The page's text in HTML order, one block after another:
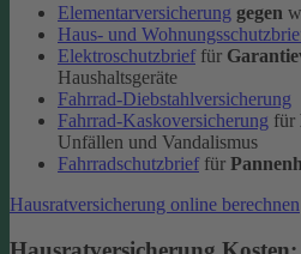
Elementarversicherung gegen
Haus- und
Elektroschutzbrief für
Haushaltsgeräte
Fahrrad-Diebstahlversicherung
Fahrrad-Kaskoversicherung für
Unfällen und Vandalismus
Fahrradschutzbrief für
Hausratversicherung online berechnen